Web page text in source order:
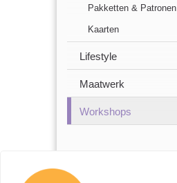
Pakketten & Patronen
Kaarten
Lifestyle
Maatwerk
Workshops